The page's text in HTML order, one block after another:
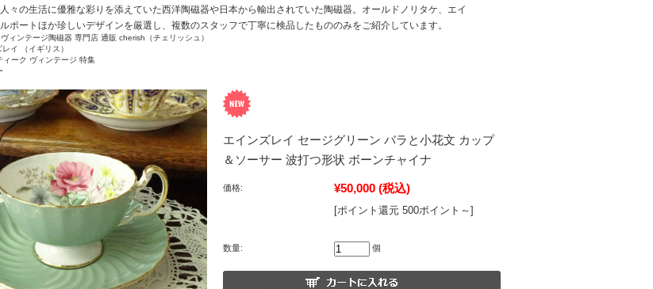
々の生活に優雅な彩りを添えていた西洋陶磁器や日本から輸出されていた陶磁器。オールドノリタケ、エイ
ポートほか珍しいデザインを厳選し、複数のスタッフで丁寧に検品したもののみをご紹介しています。
ィンテージ陶磁器 専門店 通販 cherish（チェリッシュ）
イ （イギリス）
ィーク ヴィンテージ 特集
エインズレイ セージグリーン バラと小花文 カップ
＆ソーサー 波打つ形状 ボーンチャイナ
価格: ¥50,000 (税込)
[ポイント還元 500ポイント～]
数量: 個